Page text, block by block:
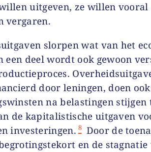
uitgeven, ze willen
vergaren.
slorpen wat van het
een deel wordt ook gewoon
door leningen, doen
na belastingen stijgen
de kapitalistische uitgaven
investeringen. 8 Door de
en de stagnatie